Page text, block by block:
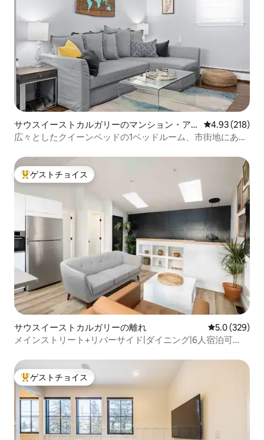
サウスイーストカルガリーのマンション・ア
パート
レビュー218
4.93 (218)
広々としたクイーンベッドの1ベッドルーム、市街地にある
大好評のゲストチョイスです。
ゲストチョイス
サウスイーストカルガリーの離れ レビュー329
5.0 (329)
メインストリート+リバーサイド|ダイニング|6人宿泊可
大好評のゲストチョイスです。
ゲストチョイス